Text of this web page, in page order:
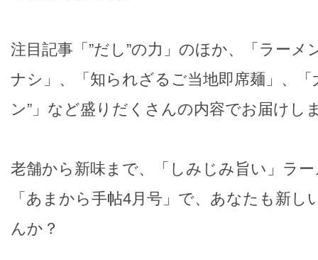
注目記事「”だし”の力」のほか、「ラー
ナシ」、「知られざるご当地即席麺」、「
ン”」など盛りだくさんの内容でお届けし
老舗から新味まで、「しみじみ旨い」ラ
「あまから手帖4月号」で、あなたも新し
んか？